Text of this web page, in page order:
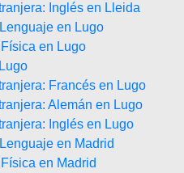
Inglés en Lleida
en Lugo
en Lugo
Francés en Lugo
Alemán en Lugo
Inglés en Lugo
en Madrid
en Madrid